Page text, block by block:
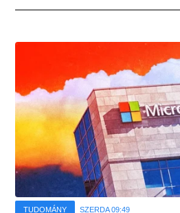
TUDOMÁNY SZERDA 09:49